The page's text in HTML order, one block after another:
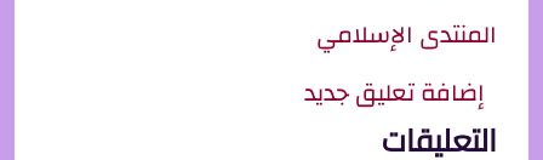
المنتدى الإسلامي
إضافة تعليق جديد
التعليقات